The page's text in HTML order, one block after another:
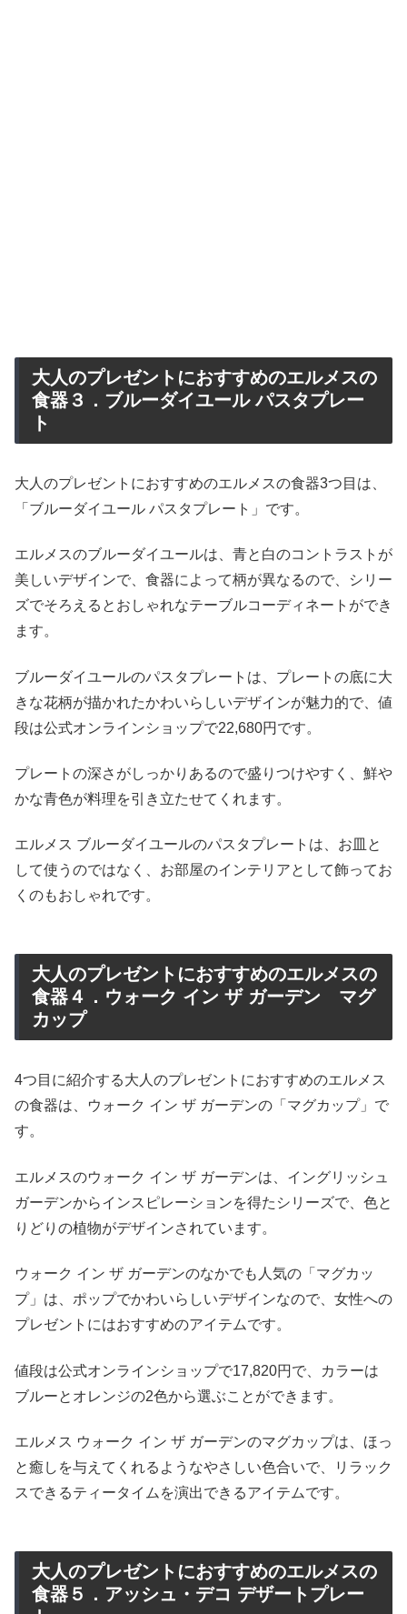
大人のプレゼントにおすすめのエルメスの
食器３．ブルーダイユール パスタプレー
ト
大人のプレゼントにおすすめのエルメスの食器3つ目は、
「ブルーダイユール パスタプレート」です。
エルメスのブルーダイユールは、青と白のコントラストが
美しいデザインで、食器によって柄が異なるので、シリー
ズでそろえるとおしゃれなテーブルコーディネートができ
ます。
ブルーダイユールのパスタプレートは、プレートの底に大
きな花柄が描かれたかわいらしいデザインが魅力的で、値
段は公式オンラインショップで22,680円です。
プレートの深さがしっかりあるので盛りつけやすく、鮮や
かな青色が料理を引き立たせてくれます。
エルメス ブルーダイユールのパスタプレートは、お皿と
して使うのではなく、お部屋のインテリアとして飾ってお
くのもおしゃれです。
大人のプレゼントにおすすめのエルメスの
食器４．ウォーク イン ザ ガーデン マグ
カップ
4つ目に紹介する大人のプレゼントにおすすめのエルメス
の食器は、ウォーク イン ザ ガーデンの「マグカップ」で
す。
エルメスのウォーク イン ザ ガーデンは、イングリッシュ
ガーデンからインスピレーションを得たシリーズで、色と
りどりの植物がデザインされています。
ウォーク イン ザ ガーデンのなかでも人気の「マグカッ
プ」は、ポップでかわいらしいデザインなので、女性への
プレゼントにはおすすめのアイテムです。
値段は公式オンラインショップで17,820円で、カラーは
ブルーとオレンジの2色から選ぶことができます。
エルメス ウォーク イン ザ ガーデンのマグカップは、ほっ
と癒しを与えてくれるようなやさしい色合いで、リラック
スできるティータイムを演出できるアイテムです。
大人のプレゼントにおすすめのエルメスの
食器５．アッシュ・デコ デザートプレー